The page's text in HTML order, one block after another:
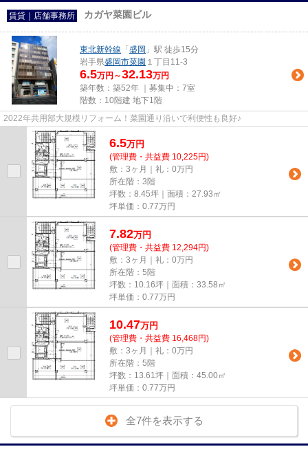
賃貸｜店舗事務所 カガヤ菜園ビル
東北新幹線 「 盛岡 」駅 徒歩15分
岩手県盛岡市菜園 １丁目11-3
6.5万円～32.13万円
築年数：築52年 ｜募集中： 7室
階数：10階建 地下1階
2022年共用部大規模リフォーム！菜園通り沿いで利便性も良好♪
6.5万円
(管理費・共益費 10,225円)
敷：3ヶ月｜礼：0万円
所在階：3階
坪数：8.45坪｜面積：27.93㎡
坪単価： 0.77万円
7.82万円
(管理費・共益費 12,294円)
敷：3ヶ月｜礼：0万円
所在階：5階
坪数：10.16坪｜面積：33.58㎡
坪単価： 0.77万円
10.47万円
(管理費・共益費 16,468円)
敷：3ヶ月｜礼：0万円
所在階：5階
坪数：13.61坪｜面積：45.00㎡
坪単価： 0.77万円
全7件を表示する